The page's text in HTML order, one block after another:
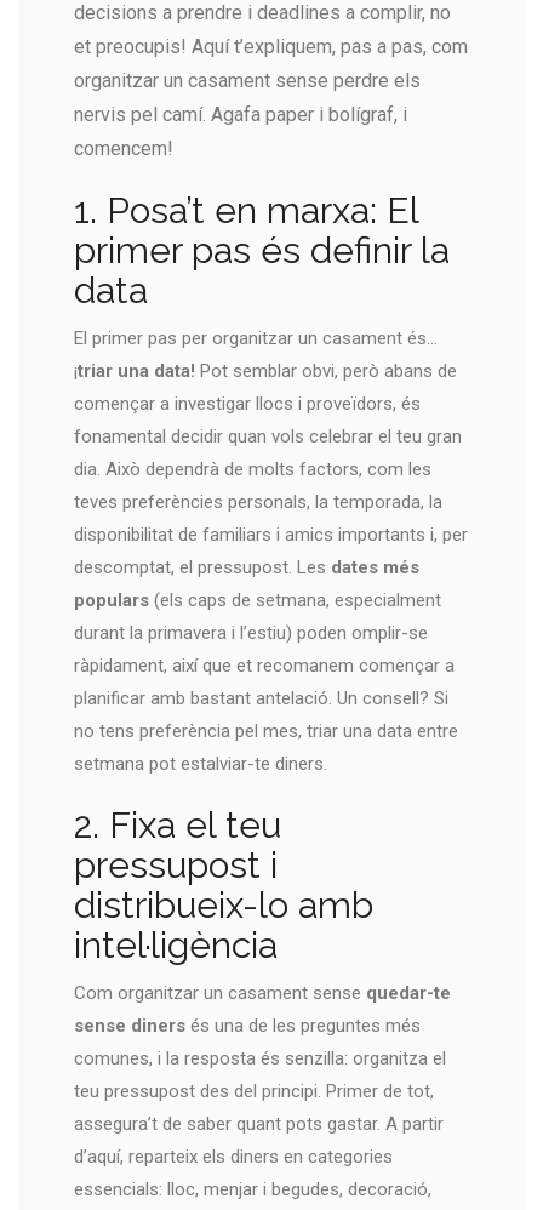
decisions a prendre i deadlines a complir, no
et preocupis! Aquí t’expliquem, pas a pas, com
organitzar un casament sense perdre els
nervis pel camí. Agafa paper i bolígraf, i
comencem!
1. Posa’t en marxa: El
primer pas és definir la
data
El primer pas per organitzar un casament és…
¡triar una data! Pot semblar obvi, però abans de
començar a investigar llocs i proveïdors, és
fonamental decidir quan vols celebrar el teu gran
dia. Això dependrà de molts factors, com les
teves preferències personals, la temporada, la
disponibilitat de familiars i amics importants i, per
descomptat, el pressupost. Les dates més
populars (els caps de setmana, especialment
durant la primavera i l’estiu) poden omplir-se
ràpidament, així que et recomanem començar a
planificar amb bastant antelació. Un consell? Si
no tens preferència pel mes, triar una data entre
setmana pot estalviar-te diners.
2. Fixa el teu
pressupost i
distribueix-lo amb
intel·ligència
Com organitzar un casament sense quedar-te
sense diners és una de les preguntes més
comunes, i la resposta és senzilla: organitza el
teu pressupost des del principi. Primer de tot,
assegura’t de saber quant pots gastar. A partir
d’aquí, reparteix els diners en categories
essencials: lloc, menjar i begudes, decoració,